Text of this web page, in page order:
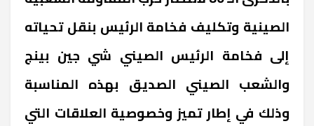
الصينية وتكليف فخامة الرئيس بنقل تحياته
إلى فخامة الرئيس الصيني شي جين بينج
والشعب الصيني الصديق بهذه المناسبة
وذلك في إطار تميز وخصوصية العلاقات التي